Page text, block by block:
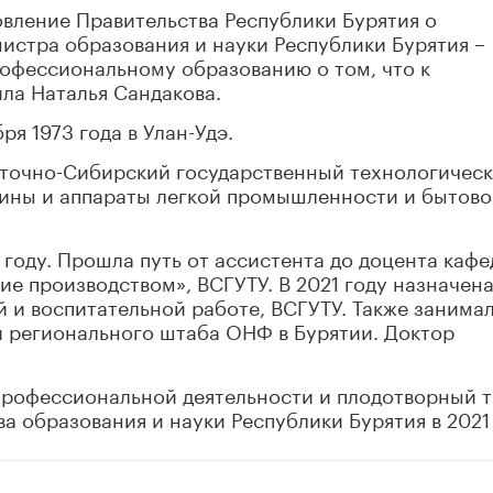
Правительства Республики Бурятия о
образования и науки Республики Бурятия –
образованию о том, что к
Наталья Сандакова.
1973 года в Улан-Удэ.
Сибирский государственный
и аппараты легкой промышленности и
Прошла путь от ассистента до доцента
производством», ВСГУТУ. В 2021 году
воспитательной работе, ВСГУТУ. Также
регионального штаба ОНФ в Бурятии. Доктор
деятельности и плодотворный
и науки Республики Бурятия в 2021